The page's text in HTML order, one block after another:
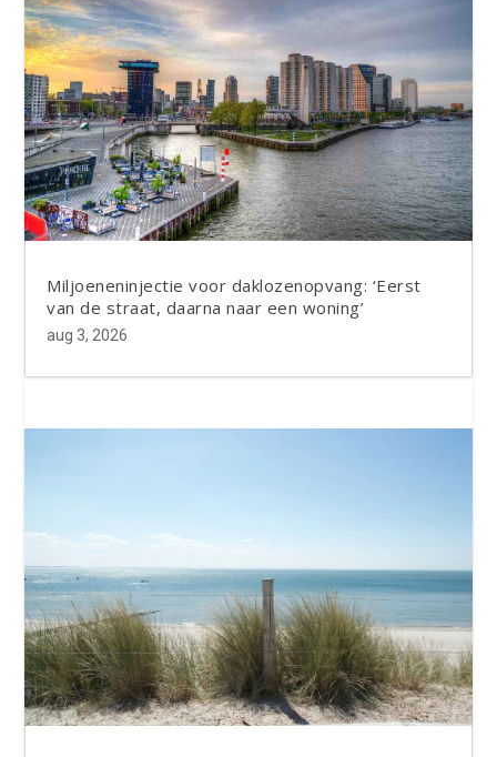
Miljoeneninjectie voor daklozenopvang: ‘Eerst
van de straat, daarna naar een woning’
aug 3, 2026